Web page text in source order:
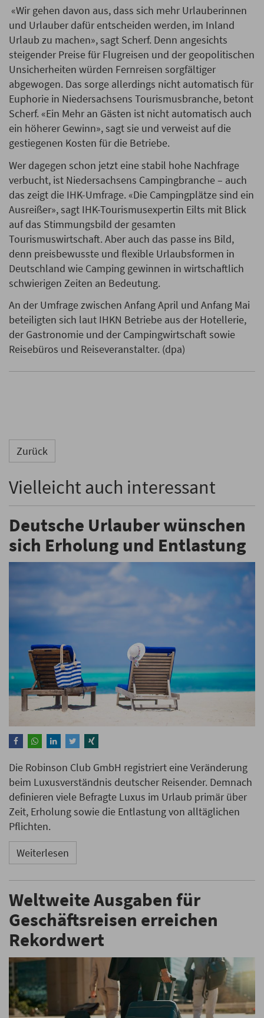
«Wir gehen davon aus, dass sich mehr Urlauberinnen
und Urlauber dafür entscheiden werden, im Inland
Urlaub zu machen», sagt Scherf. Denn angesichts
steigender Preise für Flugreisen und der geopolitischen
Unsicherheiten würden Fernreisen sorgfältiger
abgewogen. Das sorge allerdings nicht automatisch für
Euphorie in Niedersachsens Tourismusbranche, betont
Scherf. «Ein Mehr an Gästen ist nicht automatisch auch
ein höherer Gewinn», sagt sie und verweist auf die
gestiegenen Kosten für die Betriebe.
Wer dagegen schon jetzt eine stabil hohe Nachfrage
verbucht, ist Niedersachsens Campingbranche – auch
das zeigt die IHK-Umfrage. «Die Campingplätze sind ein
Ausreißer», sagt IHK-Tourismusexpertin Eilts mit Blick
auf das Stimmungsbild der gesamten
Tourismuswirtschaft. Aber auch das passe ins Bild,
denn preisbewusste und flexible Urlaubsformen in
Deutschland wie Camping gewinnen in wirtschaftlich
schwierigen Zeiten an Bedeutung.
An der Umfrage zwischen Anfang April und Anfang Mai
beteiligten sich laut IHKN Betriebe aus der Hotellerie,
der Gastronomie und der Campingwirtschaft sowie
Reisebüros und Reiseveranstalter. (dpa)
Zurück
Vielleicht auch interessant
Deutsche Urlauber wünschen
sich Erholung und Entlastung
Die Robinson Club GmbH registriert eine Veränderung
beim Luxusverständnis deutscher Reisender. Demnach
definieren viele Befragte Luxus im Urlaub primär über
Zeit, Erholung sowie die Entlastung von alltäglichen
Pflichten.
Weiterlesen
Weltweite Ausgaben für
Geschäftsreisen erreichen
Rekordwert